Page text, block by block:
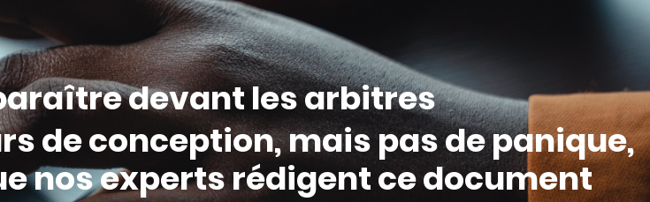
devant les arbitres
de conception, mais pas de panique,
nos experts rédigent ce document